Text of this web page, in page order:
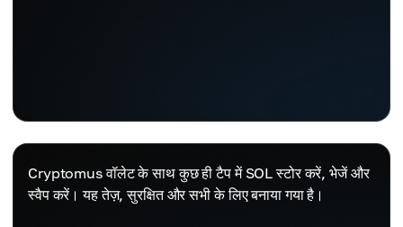
Cryptomus वॉलेट के साथ कुछ ही टैप में SOL स्टोर करें, भेजें और
स्वैप करें। यह तेज़, सुरक्षित और सभी के लिए बनाया गया है।